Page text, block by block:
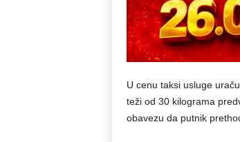
U cenu taksi usluge
teži od 30 kilograma
obavezu da putnik